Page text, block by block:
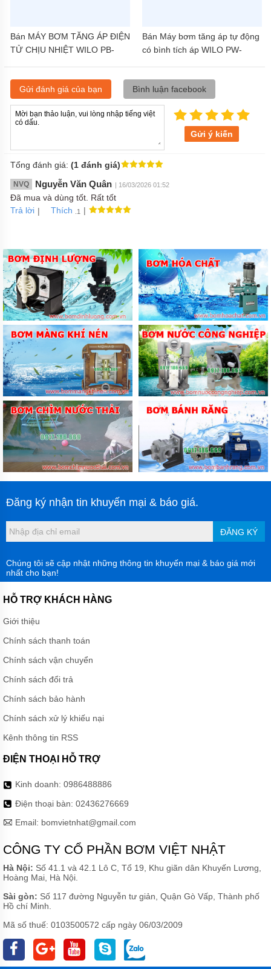
Bán MÁY BƠM TĂNG ÁP ĐIỆN
TỬ CHỊU NHIỆT WILO PB-
Bán Máy bơm tăng áp tự động
có bình tích áp WILO PW-
Gửi đánh giá của bạn Bình luận facebook
Gửi ý kiến
Tổng đánh giá: (1 đánh giá)
NVQ Nguyễn Văn Quân | 16/03/2026 01:52
Đã mua và dùng tốt. Rất tốt
Trả lời | Thích .1 |
Đăng ký nhận tin khuyến mại & báo giá.
ĐĂNG KÝ
Chúng tôi sẽ cập nhật những thông tin khuyến mại & báo giá mới
nhất cho bạn!
HỖ TRỢ KHÁCH HÀNG
Giới thiệu
Chính sách thanh toán
Chính sách vận chuyển
Chính sách đổi trả
Chính sách bảo hành
Chính sách xử lý khiếu nại
Kênh thông tin RSS
ĐIỆN THOẠI HỖ TRỢ
Kinh doanh: 0986488886
Điện thoại bàn: 02436276669
Email: bomvietnhat@gmail.com
CÔNG TY CỔ PHẦN BƠM VIỆT NHẬT
Hà Nội: Số 41.1 và 42.1 Lô C, Tổ 19, Khu giãn dân Khuyến Lương,
Hoàng Mai, Hà Nội.
Sài gòn: Số 117 đường Nguyễn tư giản, Quận Gò Vấp, Thành phố
Hồ chí Minh.
Mã số thuế: 0103500572 cấp ngày 06/03/2009